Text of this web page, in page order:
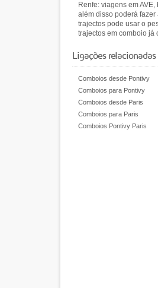
Renfe: viagens em
além disso poderá
trajectos pode usar o
trajectos em comboio já
Ligações
Comboios desde Pontivy
Comboios para Pontivy
Comboios desde Paris
Comboios para Paris
Comboios Pontivy Paris